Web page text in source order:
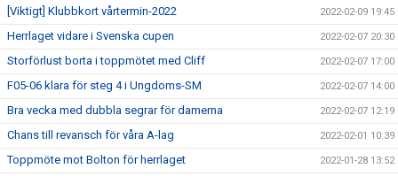
[Viktigt] Klubbkort vårtermin-2022 2022-02-09 19:45
Herrlaget vidare i Svenska cupen 2022-02-07 20:30
Storförlust borta i toppmötet med Cliff 2022-02-07 17:00
F05-06 klara för steg 4 i Ungdoms-SM 2022-02-07 14:00
Bra vecka med dubbla segrar för damerna 2022-02-07 12:19
Chans till revansch för våra A-lag 2022-02-01 10:39
Toppmöte mot Bolton för herrlaget 2022-01-28 13:52